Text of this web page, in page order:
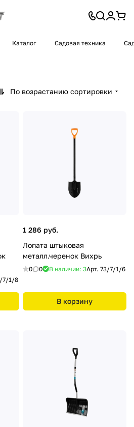
Каталог Садовая техника
По возрастанию сортировки
7/1/8
1 286 руб.
Лопата штыковая
металл.черенок Вихрь
0 0 В наличии: 3Арт. 73/7/1/6
В корзину